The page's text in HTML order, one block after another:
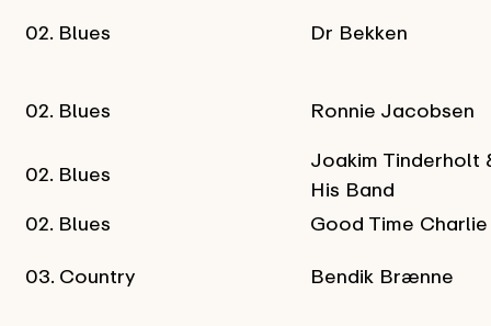
02. Blues Dr Bekken
02. Blues Ronnie Jacobsen
02. Blues
Joakim Tinderholt
His Band
02. Blues
Good Time Charlie
03. Country Bendik Brænne